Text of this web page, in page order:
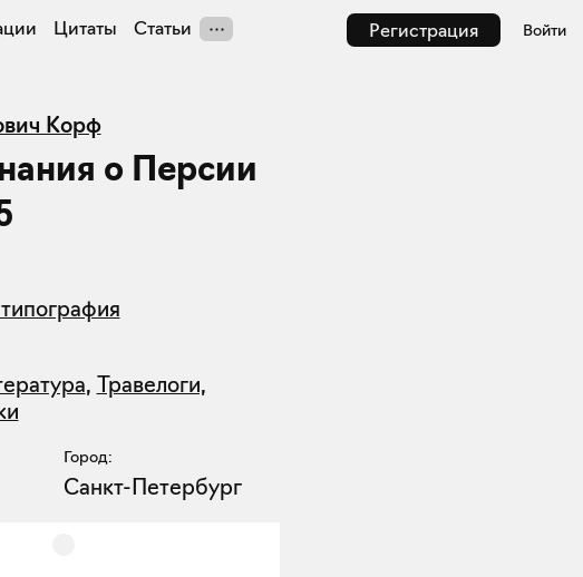
Регистрация Войти
Цитаты Статьи
Корф
о Персии
, Травелоги,
Город:
Санкт-Петербург